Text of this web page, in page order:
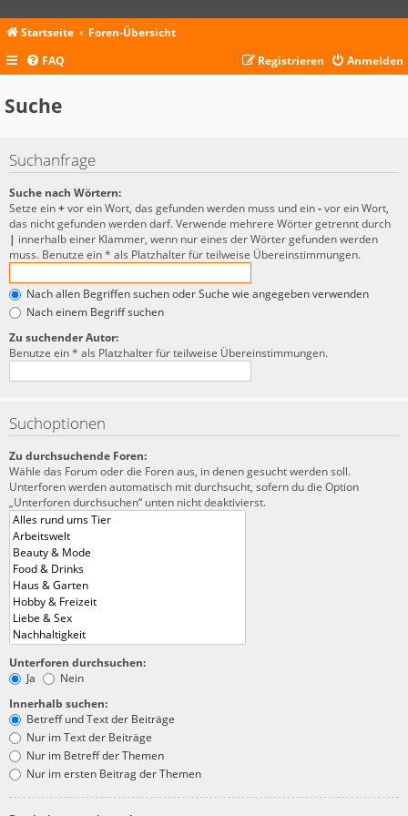
Startseite
Foren-Übersicht
FAQ
Anmelden
Registrieren
Suche
Suchanfrage
Suche nach Wörtern:
Setze ein+vor ein Wort, das gefunden werden muss und ein-vor ein Wort,
das nicht gefunden werden darf. Verwende mehrere Wörter getrennt durch
| innerhalb einer Klammer, wenn nur eines der Wörter gefunden werden
muss. Benutze ein * als Platzhalter für teilweise Übereinstimmungen.
Nach allen Begriffen suchen oder Suche wie angegeben verwenden
Nach einem Begriff suchen
Zu suchender Autor:
Benutze ein * als Platzhalter für teilweise Übereinstimmungen.
Suchoptionen
Zu durchsuchende Foren:
Wähle das Forum oder die Foren aus, in denen gesucht werden soll.
Unterforen werden automatisch mit durchsucht, sofern du die Option
„Unterforen durchsuchen“ unten nicht deaktivierst.
Unterforen durchsuchen:
Ja
Nein
Innerhalb suchen:
Betreff und Text der Beiträge
Nur im Text der Beiträge
Nur im Betreff der Themen
Nur im ersten Beitrag der Themen